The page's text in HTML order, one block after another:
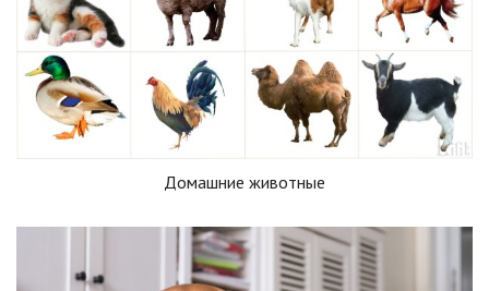
Домашние животные